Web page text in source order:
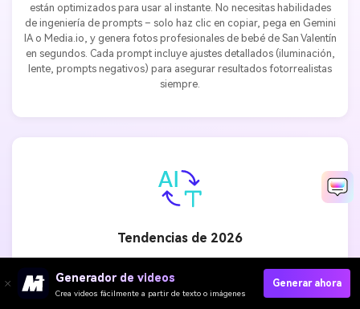
están optimizados para usar al instante. No necesitas habilidades
de ingeniería de prompts – solo haz clic en copiar, pega en Gemini
IA o Media.io, y genera fotos profesionales de bebé de San Valentín
en segundos. Cada prompt incluye ajustes detallados (iluminación,
lente, prompts negativos) para asegurar resultados fotorrealistas
siempre.
Tendencias de 2026
las tendencias virales más recientes de Instagram, TikTok y
Pinterest – muros de globos de corazón, caramelos de
Generador de videos
Crea videos fácilmente a partir de texto o imágenes
Generar ahora